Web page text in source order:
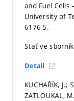
and Fuel Cells
University of
6176-5.
Stať ve
Detail
KUCHAŘÍK, J.;
ZATLOUKAL,